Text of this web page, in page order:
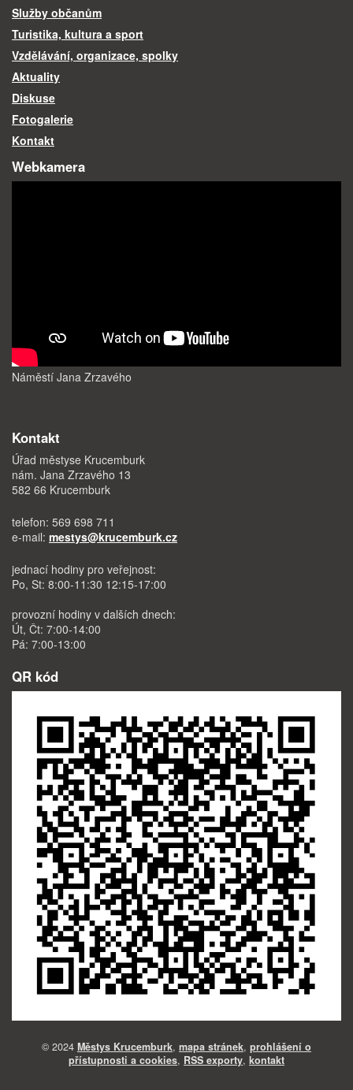
Služby občanům
Turistika, kultura a sport
Vzdělávání, organizace, spolky
Aktuality
Diskuse
Fotogalerie
Kontakt
Webkamera
Náměstí Jana Zrzavého
Kontakt
Úřad městyse Krucemburk
nám. Jana Zrzavého 13
582 66 Krucemburk
telefon: 569 698 711
e-mail: mestys@krucemburk.cz
jednací hodiny pro veřejnost:
Po, St: 8:00-11:30 12:15-17:00
provozní hodiny v dalších dnech:
Út, Čt: 7:00-14:00
Pá: 7:00-13:00
QR kód
© 2024 Městys Krucemburk, mapa stránek, prohlášení o
přístupnosti a cookies, RSS exporty, kontakt